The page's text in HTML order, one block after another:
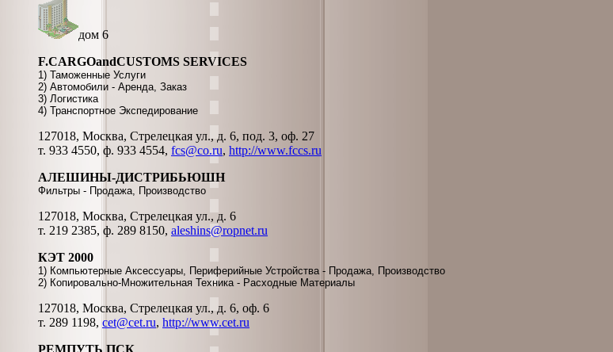
дом 6
F.CARGOandCUSTOMS SERVICES
1) Таможенные Услуги
2) Автомобили - Аренда, Заказ
3) Логистика
4) Транспортное Экспедирование
127018, Москва, Стрелецкая ул., д. 6, под. 3, оф. 27
т. 933 4550, ф. 933 4554, fcs@co.ru, http://www.fccs.ru
АЛЕШИНЫ-ДИСТРИБЬЮШН
Фильтры - Продажа, Производство
127018, Москва, Стрелецкая ул., д. 6
т. 219 2385, ф. 289 8150, aleshins@ropnet.ru
КЭТ 2000
1) Компьютерные Аксессуары, Периферийные Устройства - Продажа, Производство
2) Копировально-Множительная Техника - Расходные Материалы
127018, Москва, Стрелецкая ул., д. 6, оф. 6
т. 289 1198, cet@cet.ru, http://www.cet.ru
РЕМПУТЬ ПСК